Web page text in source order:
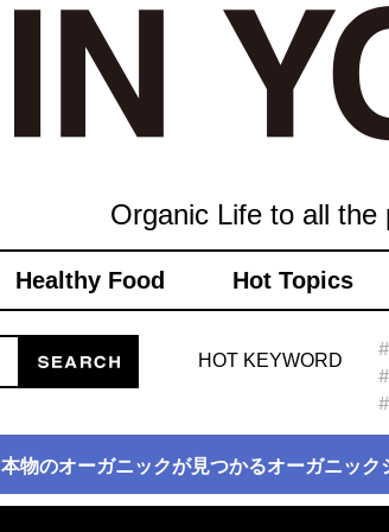
Organic Life to all the
Healthy Food Hot Topics
HOT KEYWORD
本物のオーガニックが見つかるオーガニッ